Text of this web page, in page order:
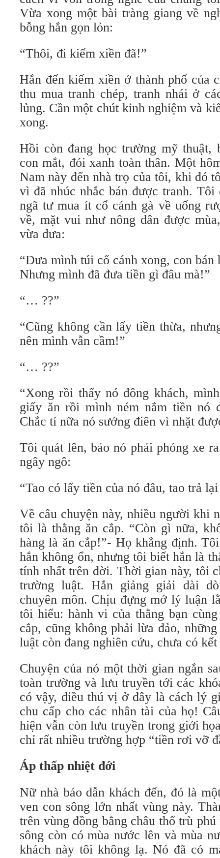
Vừa xong một bài tràng giang về
bỗng hắn gọn lỏn:
“Thôi, đi kiếm xiền đã!”
Hắn đến kiếm xiền ở thành phố của
thu mua tranh chép, tranh nhái ở
lủng. Cần một chút kinh nghiệm và
xong.
Hồi còn đang học trường mỹ thuật,
con mắt, đói xanh toàn thân. Một
Nam này đến nhà trọ của tôi, khi đó
vì đã nhúc nhắc bán được tranh.
ngã tư mua ít cổ cánh gà về uống
về, mặt vui như nông dân được
vừa đưa:
“Đưa mình túi cổ cánh xong, con bán
Nhưng mình đã đưa tiền gì đâu mà!”
“… ??”
“Cũng không cần lấy tiền thừa,
nên mình vẫn cầm!”
“… ??”
“Xong rồi thấy nó đông khách,
giấy ăn rồi mình ném nắm tiền nó
Chắc tí nữa nó sướng điên vì nhặt
Tôi quát lên, bảo nó phải phóng xe
ngây ngô:
“Tao có lấy tiền của nó đâu, tao trả
Về câu chuyện này, nhiều người khi
tôi là thằng ăn cắp. “Còn gì nữa,
hàng là ăn cắp!”- Họ khẳng định.
hắn không ổn, nhưng tôi biết hắn là
tính nhất trên đời. Thời gian này, tôi
trường luật. Hắn giảng giải dài
chuyên môn. Chịu đựng mớ lý luận
tôi hiểu: hành vi của thằng bạn
cắp, cũng không phải lừa đảo,
luật còn đang nghiên cứu, chưa có
Chuyện của nó một thời gian ngắn
toàn trường và lưu truyền tới các
có vậy, điều thú vị ở đây là cách lý
chu cấp cho các nhân tài của họ!
hiện vẫn còn lưu truyền trong giới
chỉ rất nhiều trường hợp “tiền rơi vỡ
Áp thấp nhiệt đới
Nữ nhà báo dẫn khách đến, đó là
ven con sông lớn nhất vùng này.
trên vùng đồng bằng châu thổ trù
sông còn có mùa nước lên và mùa
khách này tôi không lạ. Nó đã có